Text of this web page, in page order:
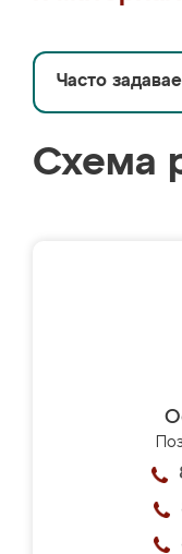
Часто
Схема